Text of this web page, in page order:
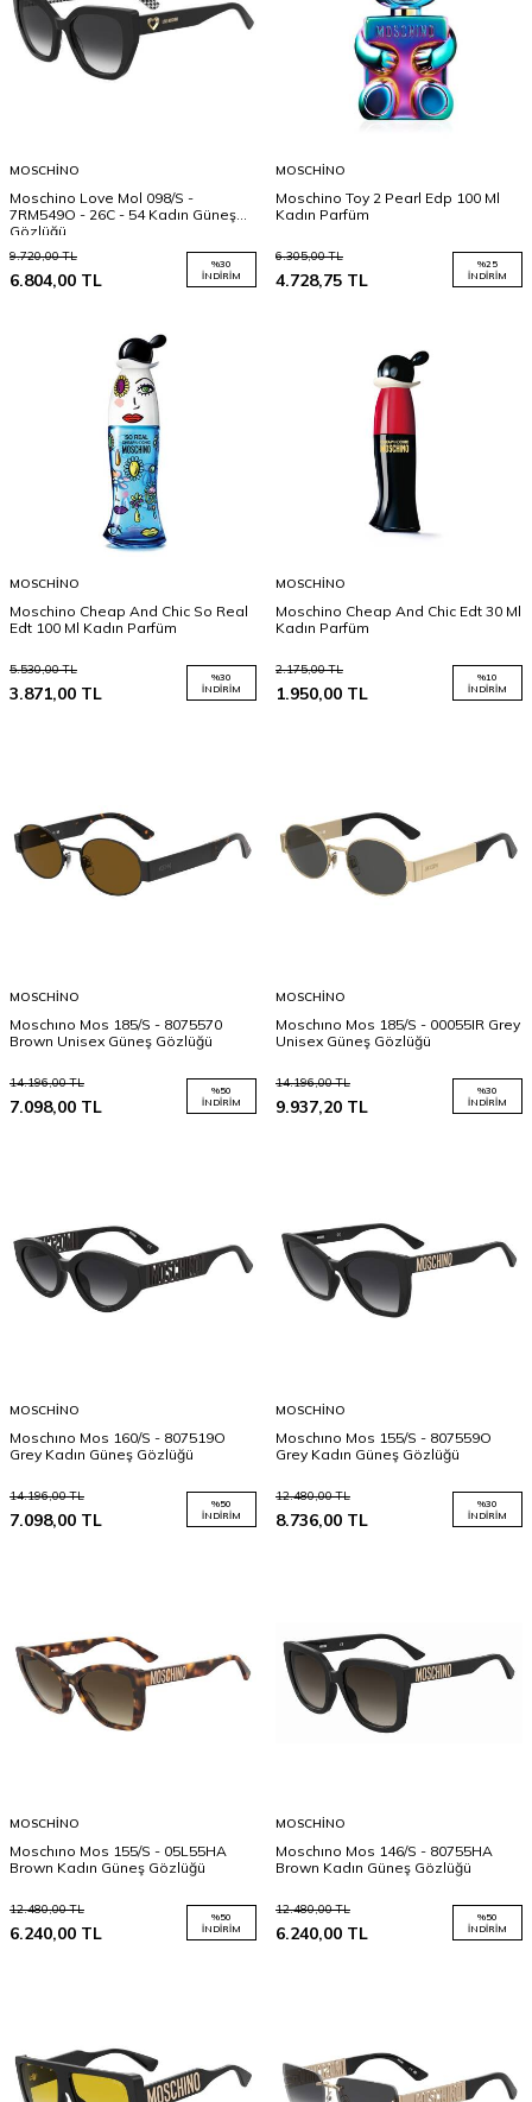
MOSCHINO
Moschino Love Mol 098/S -
7RM549O - 26C - 54 Kadın Güneş
Gözlüğü
9.720,00TL
6.804,00 TL
%30
İNDIRIM
MOSCHINO
Moschino Toy 2 Pearl Edp 100 Ml
Kadın Parfüm
6.305,00TL
4.728,75 TL
%25
İNDIRIM
MOSCHINO
Moschino Cheap And Chic So Real
Edt 100 Ml Kadın Parfüm
5.530,00TL
3.871,00 TL
%30
İNDIRIM
MOSCHINO
Moschino Cheap And Chic Edt 30 Ml
Kadın Parfüm
2.175,00TL
1.950,00 TL
%10
İNDIRIM
MOSCHINO
Moschıno Mos 185/S - 8075570
Brown Unisex Güneş Gözlüğü
14.196,00TL
7.098,00 TL
%50
İNDIRIM
MOSCHINO
Moschıno Mos 185/S - 00055IR Grey
Unisex Güneş Gözlüğü
14.196,00TL
9.937,20 TL
%30
İNDIRIM
MOSCHINO
Moschıno Mos 160/S - 807519O
Grey Kadın Güneş Gözlüğü
14.196,00TL
7.098,00 TL
%50
İNDIRIM
MOSCHINO
Moschıno Mos 155/S - 807559O
Grey Kadın Güneş Gözlüğü
12.480,00TL
8.736,00 TL
%30
İNDIRIM
MOSCHINO
Moschıno Mos 155/S - 05L55HA
Brown Kadın Güneş Gözlüğü
12.480,00TL
6.240,00 TL
%50
İNDIRIM
MOSCHINO
Moschıno Mos 146/S - 80755HA
Brown Kadın Güneş Gözlüğü
12.480,00TL
6.240,00 TL
%50
İNDIRIM